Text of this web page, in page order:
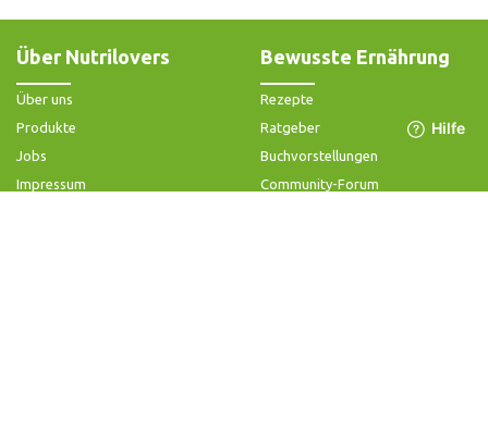
Über Nutrilovers
Über uns
Produkte
Jobs
Impressum
Bewusste Ernährung
Rezepte
Ratgeber
Buchvorstellungen
Community-Forum